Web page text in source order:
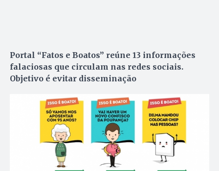
Portal “Fatos e Boatos” reúne 13 informações
falaciosas que circulam nas redes sociais.
Objetivo é evitar disseminação